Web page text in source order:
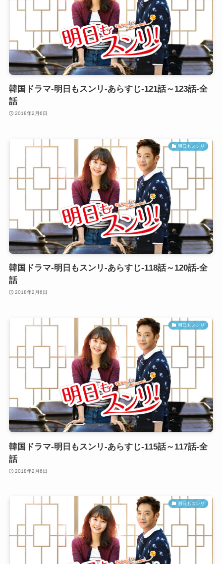
韓国ドラマ-明日もスンリ-あらすじ-121話～123話-全
話
2018年2月6日
明日もスンリ
韓国ドラマ-明日もスンリ-あらすじ-118話～120話-全
話
2018年2月6日
明日もスンリ
韓国ドラマ-明日もスンリ-あらすじ-115話～117話-全
話
2018年2月6日
明日もスンリ